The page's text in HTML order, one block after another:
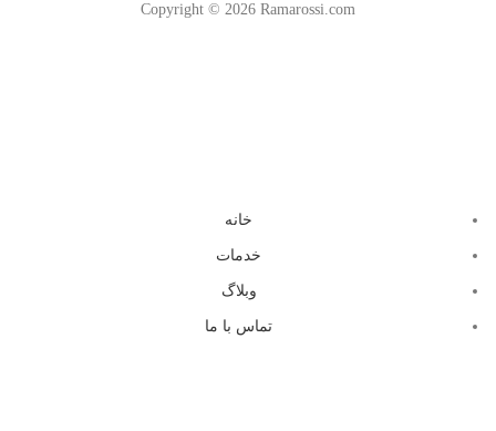
Copyright © 2026 Ramarossi.com
خانه
خدمات
وبلاگ
تماس با ما